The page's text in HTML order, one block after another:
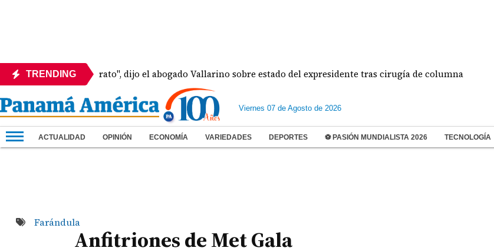
TRENDING
Martinelli pa' rato", dijo el abogado Vallarino sobre estado del expresidente tras cirugía de columna
Viernes 07 de Agosto de 2026
ACTUALIDAD OPINIÓN ECONOMÍA VARIEDADES DEPORTES ⚽ PASIÓN MUNDIALISTA 2026 TECNOLOGÍA
Farándula
Anfitriones de Met Gala